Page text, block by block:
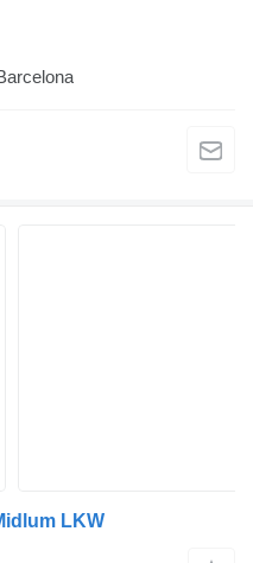
LKW